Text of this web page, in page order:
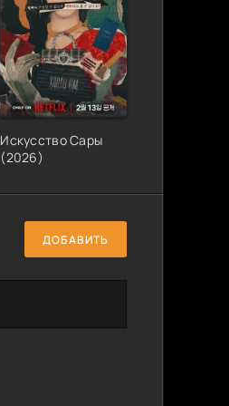
Искусство Сары
(2026)
ДОБАВИТЬ